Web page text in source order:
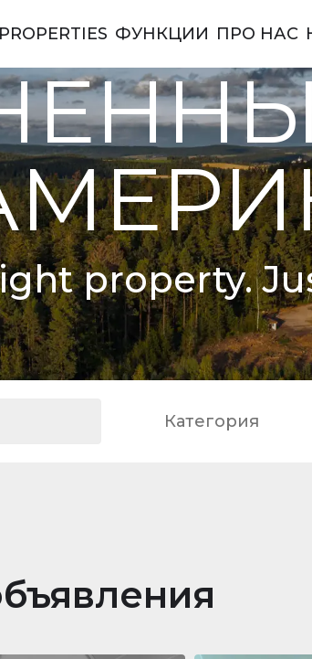
PROPERTIES ФУНКЦИИ ПРО НАС
property.
Категория